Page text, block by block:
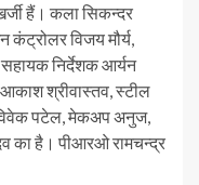
हैं। कला सिकन्दर
कंट्रोलर विजय मौर्य,
सहायक निर्देशक आर्यन
श्रीवास्तव, स्टील
पटेल, मेकअप अनुज,
का है। पीआरओ रामचन्द्र